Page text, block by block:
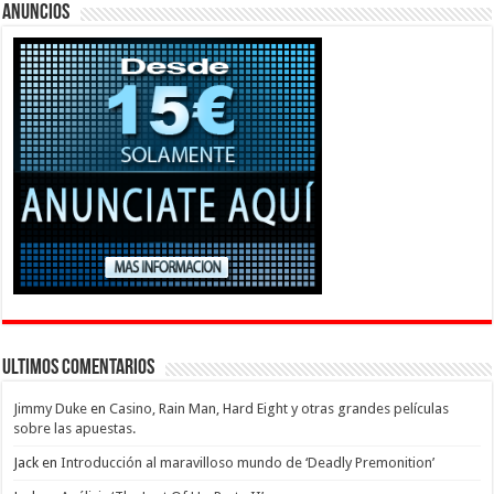
Anuncios
Ultimos Comentarios
Jimmy Duke enCasino, Rain Man, Hard Eight y otras grandes películas
sobre las apuestas.
Jack enIntroducción al maravilloso mundo de ‘Deadly Premonition’